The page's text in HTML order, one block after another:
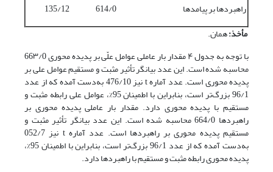
راهبردها بر پیامدها
614/0
135/12
مأخذ:همان.
با توجه به جدول ۴ مقدار بار عاملی عوامل علّی بر پدیده محوری 66۳/0
محاسبه شده است. این عدد بیانگر تأثیر مثبت و مستقیم عوامل علی بر
پدیده محوری است. عدد آماره t نیز 476/10 به‌دست آمده که از عدد
96/1 بزرگ‌تر است، بنابراین با اطمینان 95%، عوامل علی رابطه مثبت و
مستقیم با پدیده محوری دارد. مقدار بار عاملی پدیده محوری بر
راهبردها 664/0 محاسبه شده‌ است. این عدد بیانگر تأثیر مثبت و
مستقیم پدیده محوری بر راهبردها است. عدد آماره t نیز 052/7
به‌دست آمده که از عدد 96/1 بزرگ‌تر است، بنابراین با اطمینان 95%،
پدیده محوری رابطه مثبت و مستقیم با راهبردها دارد.